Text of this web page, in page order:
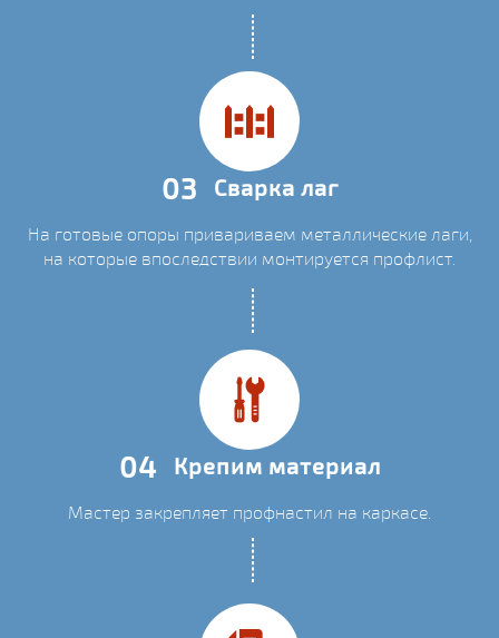
03 Сварка лаг
На готовые опоры привариваем металлические лаги,
на которые впоследствии монтируется профлист.
04 Крепим материал
Мастер закрепляет профнастил на каркасе.